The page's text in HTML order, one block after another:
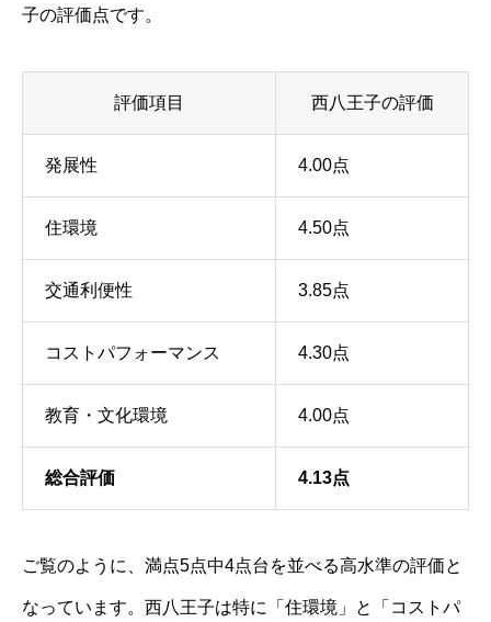
子の評価点です。
評価項目 西八王子の評価
発展性 4.00点
住環境 4.50点
交通利便性 3.85点
コストパフォーマンス 4.30点
教育・文化環境 4.00点
総合評価 4.13点
ご覧のように、満点5点中4点台を並べる高水準の評価と
なっています。西八王子は特に「住環境」と「コストパ